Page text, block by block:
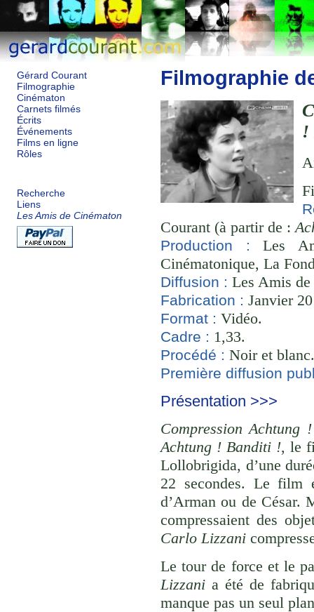
Gérard Courant
Filmographie
Cinématon
Carnets filmés
Écrits
Événements
Films en ligne
Rôles
Recherche
Liens
Les Amis de Cinématon
Filmographie
!
Courant (à partir de :
Production :
Les
Cinématonique, La
Diffusion : Les Amis
Fabrication : Janvier
Format : Vidéo.
Cadre : 1,33.
Procédé : Noir et
Première diffusion
Présentation >>>
Compression
Achtung ! Banditi !, le
Lollobrigida, d’une
22 secondes. Le film
d’Arman ou de César.
compressaient des
Carlo Lizzani
Le tour de force et le
Lizzani a été de
manque pas un seul